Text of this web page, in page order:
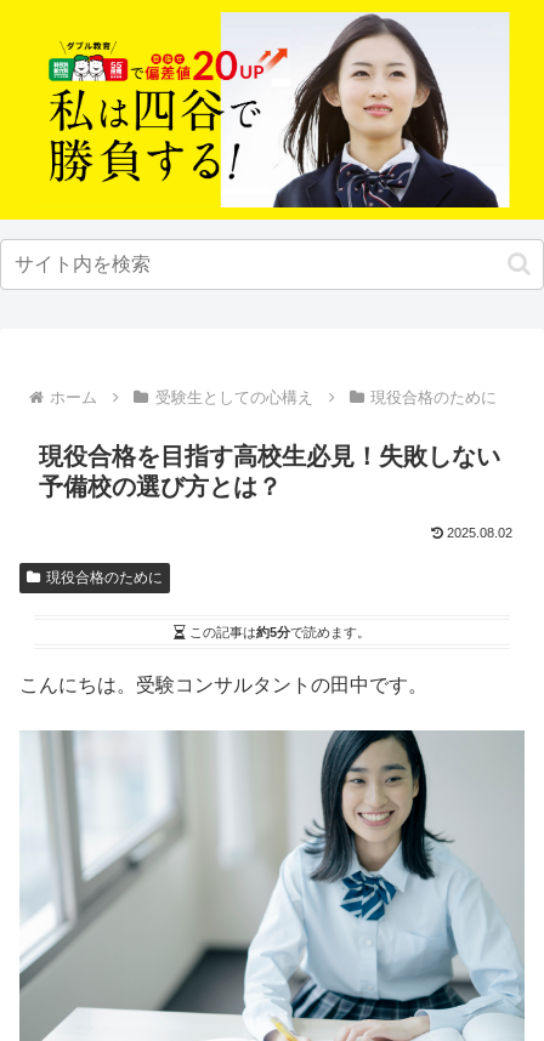
ホーム 受験生としての心構え 現役合格のために
現役合格を目指す高校生必見！失敗しない
予備校の選び方とは？
2025.08.02
現役合格のために
この記事は約5分で読めます。
こんにちは。受験コンサルタントの田中です。